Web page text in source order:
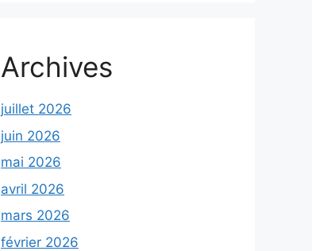
Archives
juillet 2026
juin 2026
mai 2026
avril 2026
mars 2026
février 2026